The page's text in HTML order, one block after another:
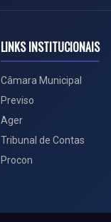
LINKS INSTITUCIONAIS
Câmara Municipal
Previso
Ager
Tribunal de Contas
Procon